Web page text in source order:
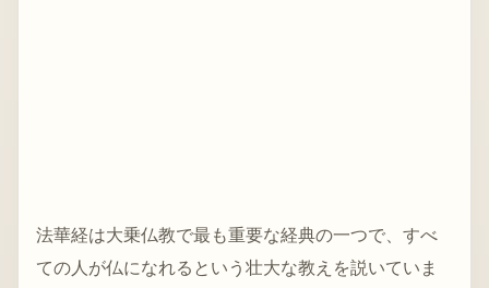
法華経は大乗仏教で最も重要な経典の一つで、すべ
ての人が仏になれるという壮大な教えを説いていま